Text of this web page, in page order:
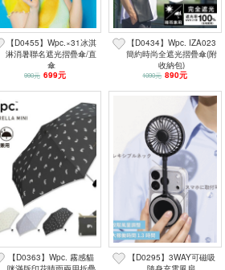
【D0455】Wpc.×31冰淇
淋消暑聯名遮光摺疊傘/直
傘
990元 699元
【D0434】Wpc. IZA023
簡約時尚全遮光摺疊傘(附
收納包)
1090元 890元
【D0363】Wpc. 霧感貓
【D0295】3WAY可磁吸